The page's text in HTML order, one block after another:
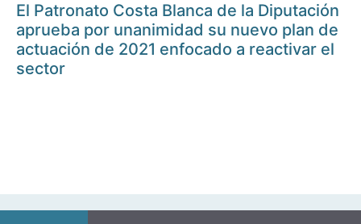
El Patronato Costa Blanca de la Diputación
aprueba por unanimidad su nuevo plan de
actuación de 2021 enfocado a reactivar el
sector